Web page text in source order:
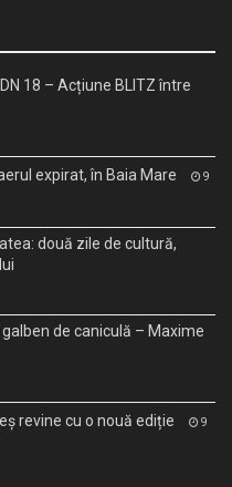
18 – Acțiune BLITZ între
expirat, în Baia Mare 9
două zile de cultură,
de caniculă – Maxime
revine cu o nouă ediție 9